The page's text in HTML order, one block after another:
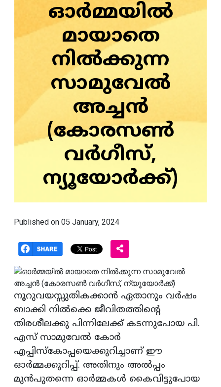
ഓർമ്മയിൽ
മായാതെ
നിൽക്കുന്ന
സാമുവേൽ
അച്ചൻ
(കോരസൺ
വർഗീസ്,
ന്യൂയോർക്ക്)
Published on 05 January, 2024
നൂറുവയസ്സുതികക്കാൻ ഏതാനും വർഷം
ബാക്കി നിൽക്കെ ജീവിതത്തിന്റെ
തിരശീലക്കു പിന്നിലേക്ക് കടന്നുപോയ പി.
എസ് സാമുവേൽ കോർ
എപ്പിസ്കോപ്പയെക്കുറിച്ചാണ് ഈ
ഓർമ്മക്കുറിപ്പ്. അതിനും അൽപ്പം
മുൻപുതന്നെ ഓർമ്മകൾ കൈവിട്ടുപോയ